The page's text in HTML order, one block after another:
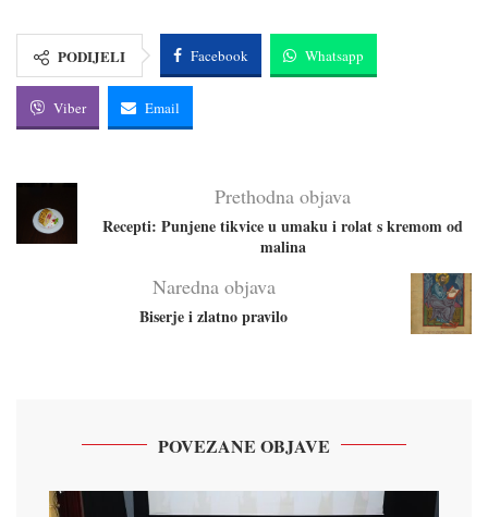
PODIJELI Facebook Whatsapp
Viber Email
Prethodna objava
Recepti: Punjene tikvice u umaku i rolat s kremom od
malina
Naredna objava
Biserje i zlatno pravilo
POVEZANE OBJAVE